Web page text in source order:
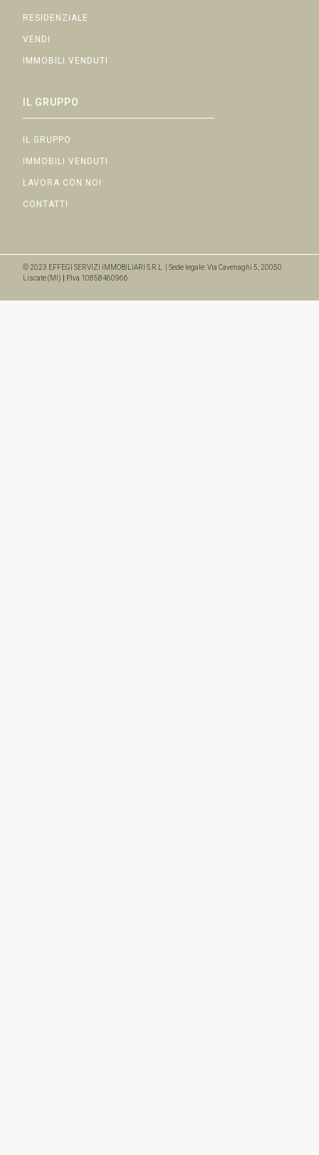
RESIDENZIALE
VENDI
IMMOBILI VENDUTI
IL GRUPPO
IL GRUPPO
IMMOBILI VENDUTI
LAVORA CON NOI
CONTATTI
© 2023 EFFEGI SERVIZI IMMOBILIARI S.R.L | Sede legale: Via Cavenaghi 5, 20050
Liscate (MI)
P.Iva 10858460966